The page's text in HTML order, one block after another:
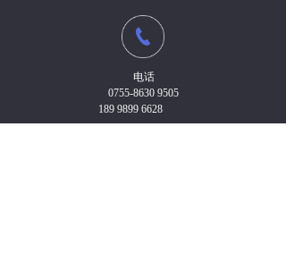
电话
0755-8630 9505
189 9899 6628